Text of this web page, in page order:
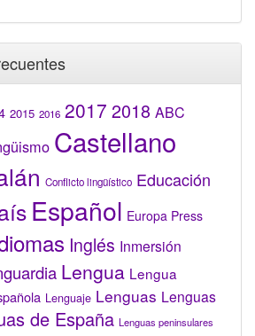
2015 2016 2017 2018 ABC
Castellano
Conflicto lingüístico Educación
Español Europa Press
Inglés Inmersión
Lengua Lengua
Lenguaje Lenguas Lenguas
de España Lenguas peninsulares